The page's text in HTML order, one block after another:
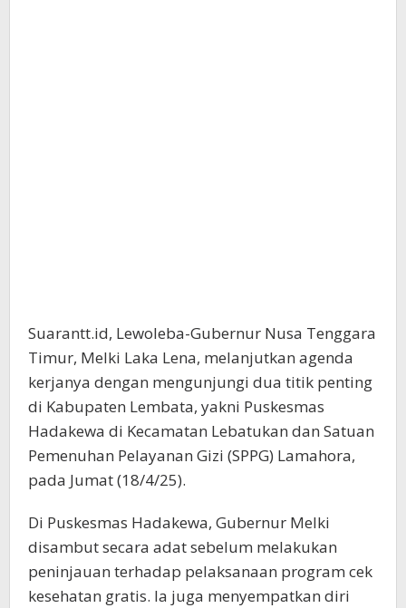
Suarantt.id, Lewoleba-Gubernur Nusa Tenggara
Timur, Melki Laka Lena, melanjutkan agenda
kerjanya dengan mengunjungi dua titik penting
di Kabupaten Lembata, yakni Puskesmas
Hadakewa di Kecamatan Lebatukan dan Satuan
Pemenuhan Pelayanan Gizi (SPPG) Lamahora,
pada Jumat (18/4/25).
Di Puskesmas Hadakewa, Gubernur Melki
disambut secara adat sebelum melakukan
peninjauan terhadap pelaksanaan program cek
kesehatan gratis. Ia juga menyempatkan diri